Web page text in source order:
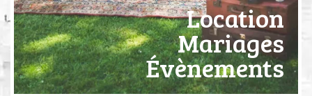
Location
Mariages
Évènements